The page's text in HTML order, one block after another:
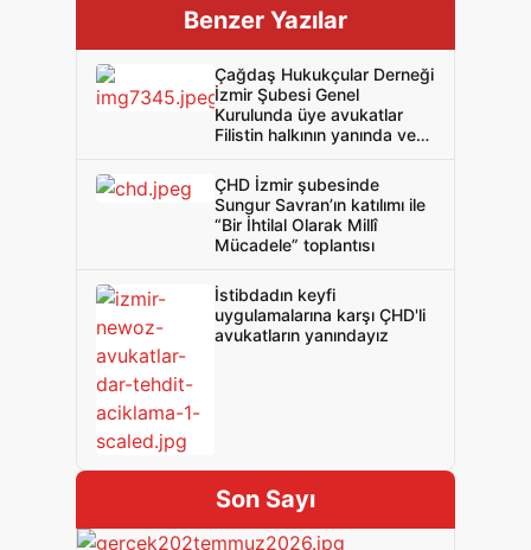
Benzer Yazılar
Çağdaş Hukukçular Derneği
İzmir Şubesi Genel
Kurulunda üye avukatlar
Filistin halkının yanında ve
ilan etti!
ÇHD İzmir şubesinde
Sungur Savran’ın katılımı ile
“Bir İhtilal Olarak Millî
Mücadele” toplantısı
İstibdadın keyfi
uygulamalarına karşı ÇHD'li
avukatların yanındayız
Son Sayı